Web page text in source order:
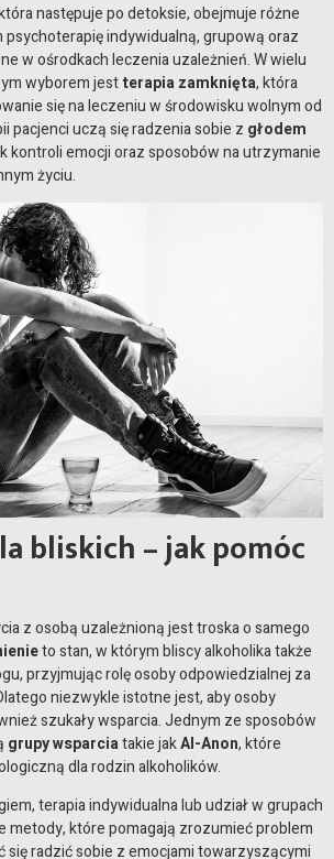
następuje po detoksie, obejmuje różne
indywidualną, grupową oraz
w ośrodkach leczenia uzależnień. W wielu
wyborem jestterapia zamknięta, która
się na leczeniu w środowisku wolnym od
pacjenci uczą się radzenia sobie z głodem
kontroli emocji oraz sposobów na utrzymanie
życiu.
bliskich – jak pomóc
z osobą uzależnioną jest troska o samego
to stan, w którym bliscy alkoholika także
przyjmując rolę osoby odpowiedzialnej za
niezwykle istotne jest, aby osoby
szukały wsparcia. Jednym ze sposobów
grupy wsparciatakie jakAl-Anon, które
dla rodzin alkoholików.
terapia indywidualna lub udział w grupach
metody, które pomagają zrozumieć problem
się radzić sobie z emocjami towarzyszącymi